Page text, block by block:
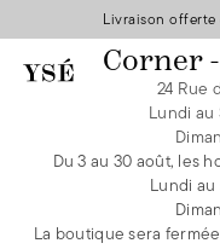
Livraison
Corner
24 Rue
Lundi au
Du 3 au 30 août, les
Lundi
La boutique sera